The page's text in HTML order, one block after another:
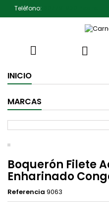
Teléfono:
 
INICIO
MARCAS
Boquerón Filete
Enharinado
Referencia 9063